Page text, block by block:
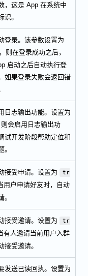
，这是 App 在系统中
识。
登录。该参数设置为
，则在登录成功之后，
启动之后自动执行登
如果登录失败会返回错
日志输出功能。设置为
则会启用日志输出功
试开发阶段帮助定位和
。
接受申请。设置为
tr
用户申请好友时，自动
。
接受邀请。设置为
tr
有人邀请当前用户入群
接受邀请。
发送已读回执。设置为